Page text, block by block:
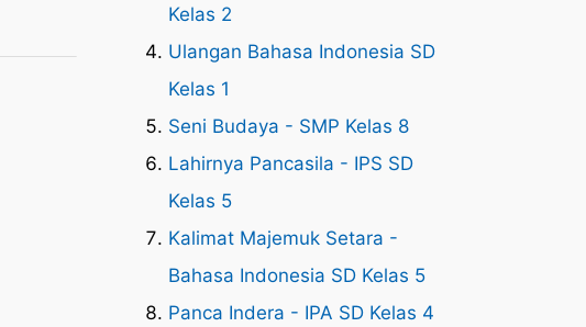
Kelas 2
Ulangan Bahasa Indonesia SD
Kelas 1
Seni Budaya - SMP Kelas 8
Lahirnya Pancasila - IPS SD
Kelas 5
Kalimat Majemuk Setara -
Bahasa Indonesia SD Kelas 5
Panca Indera - IPA SD Kelas 4